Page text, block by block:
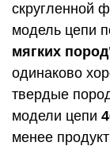
скругленной
модель цепи
мягких
одинаково
твердые
модели цепи
менее